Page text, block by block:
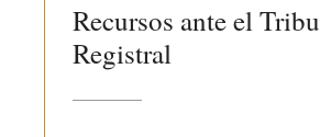
Recursos ante el
Registral